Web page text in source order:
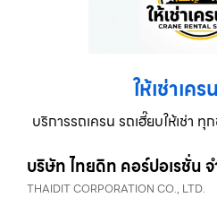
ให้เช่าเค
บริการรถเครน รถเฮี๊ยบให้เช่า
บริษัท ไทยดิท คอร์ปอเรชั่น
THAIDIT CORPORATION CO., LTD.